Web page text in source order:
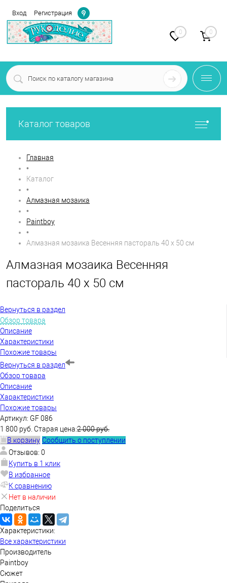
Вход Регистрация
Определение
0 0
Каталог товаров
Главная
•
Каталог
•
Алмазная мозаика
•
Paintboy
•
Алмазная мозаика Весенняя пастораль 40 х 50 см
Алмазная мозаика Весенняя
пастораль 40 х 50 см
Вернуться в раздел
Обзор товара
Описание
Характеристики
Похожие товары
Вернуться в раздел
Обзор товара
Описание
Характеристики
Похожие товары
Артикул: GF 086
1 800 руб. Старая цена:2 000 руб.
В корзину Сообщить о поступлении
Отзывов: 0
Купить в 1 клик
В избранное
К сравнению
Нет в наличии
Поделиться
Характеристики:
Все характеристики
Производитель
Paintboy
Сюжет